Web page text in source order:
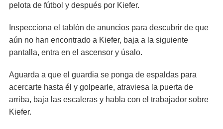
pelota de fútbol y después por Kiefer.
Inspecciona el tablón de anuncios para descubrir de que
aún no han encontrado a Kiefer, baja a la siguiente
pantalla, entra en el ascensor y úsalo.
Aguarda a que el guardia se ponga de espaldas para
acercarte hasta él y golpearle, atraviesa la puerta de
arriba, baja las escaleras y habla con el trabajador sobre
Kiefer.